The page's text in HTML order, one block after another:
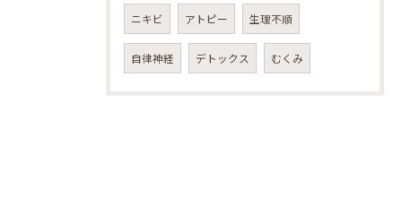
ニキビ アトピー 生理不順
自律神経 デトックス むくみ